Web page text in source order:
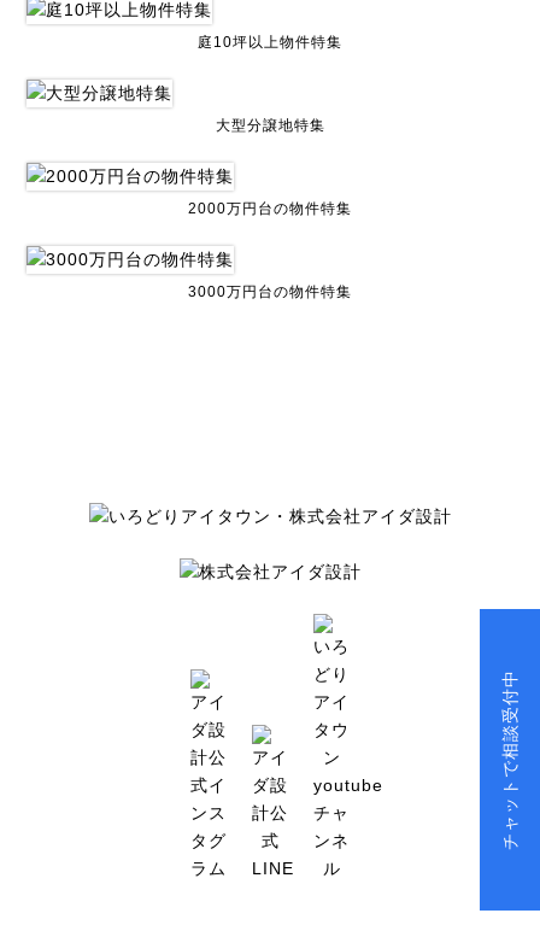
庭10坪以上物件特集
大型分譲地特集
2000万円台の物件特集
3000万円台の物件特集
チャットで相談受付中